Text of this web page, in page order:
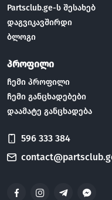
Partsclub.ge-ს შესახებ
დაგვიკავშირდი
ბლოგი
პროფილი
ჩემი პროფილი
ჩემი განცხადებები
დაამატე განცხადება
596 333 384